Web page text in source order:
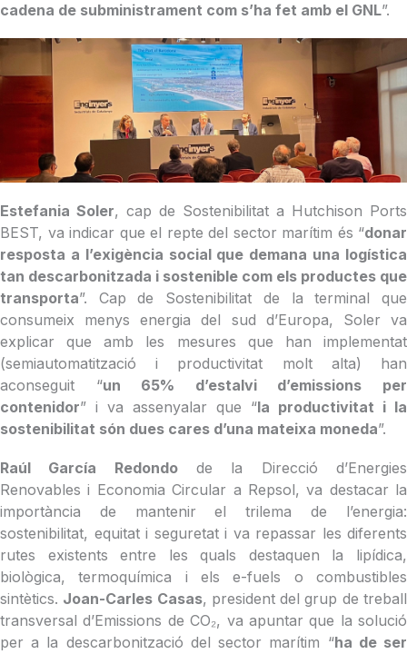
cadena de subministrament com s’ha fet amb el GNL”.
Estefania Soler, cap de Sostenibilitat a Hutchison Ports
BEST, va indicar que el repte del sector marítim és “donar
resposta a l’exigència social que demana una logística
tan descarbonitzada i sostenible com els productes que
transporta”. Cap de Sostenibilitat de la terminal que
consumeix menys energia del sud d’Europa, Soler va
explicar que amb les mesures que han implementat
(semiautomatització i productivitat molt alta) han
aconseguit “un 65% d’estalvi d’emissions per
contenidor” i va assenyalar que “la productivitat i la
sostenibilitat són dues cares d’una mateixa moneda”.
Raúl García Redondode la Direcció d’Energies
Renovables i Economia Circular a Repsol, va destacar la
importància de mantenir el trilema de l’energia:
sostenibilitat, equitat i seguretat i va repassar les diferents
rutes existents entre les quals destaquen la lipídica,
biològica, termoquímica i els e-fuels o combustibles
sintètics. Joan-Carles Casas, president del grup de treball
transversal d’Emissions de CO₂, va apuntar que la solució
per a la descarbonització del sector marítim “ha de ser